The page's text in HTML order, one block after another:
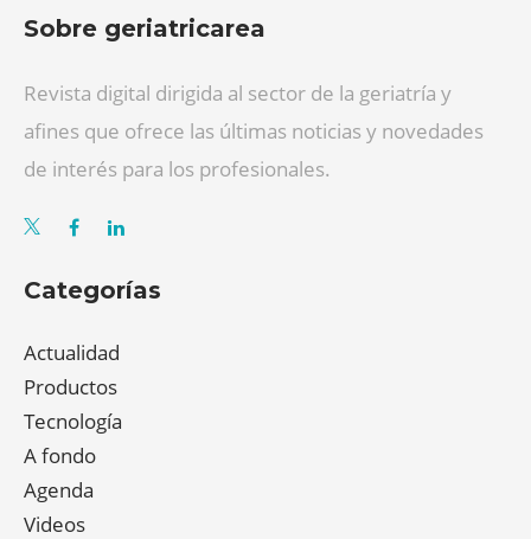
Sobre geriatricarea
Revista digital dirigida al sector de la geriatría y
afines que ofrece las últimas noticias y novedades
de interés para los profesionales.
Categorías
Actualidad
Productos
Tecnología
A fondo
Agenda
Videos